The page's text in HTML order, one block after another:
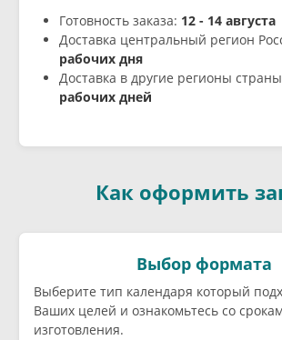
Готовность заказа: 12 - 14 августа
Доставка центральный регион
рабочих дня
Доставка в другие регионы
рабочих дней
Как оформить
Выбор формата
Выберите тип календаря который
Ваших целей и ознакомьтесь со
изготовления.